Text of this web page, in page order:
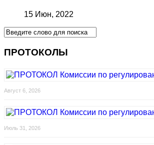
15 Июн, 2022
ПРОТОКОЛЫ
Август 6, 2026
Июль 31, 2026